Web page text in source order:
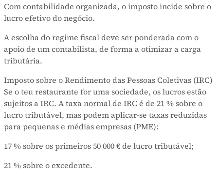
Com contabilidade organizada, o imposto incide sobre o
lucro efetivo do negócio.
A escolha do regime fiscal deve ser ponderada com o
apoio de um contabilista, de forma a otimizar a carga
tributária.
Imposto sobre o Rendimento das Pessoas Coletivas (IRC)
Se o teu restaurante for uma sociedade, os lucros estão
sujeitos a IRC. A taxa normal de IRC é de 21 % sobre o
lucro tributável, mas podem aplicar-se taxas reduzidas
para pequenas e médias empresas (PME):
17 % sobre os primeiros 50 000 € de lucro tributável;
21 % sobre o excedente.